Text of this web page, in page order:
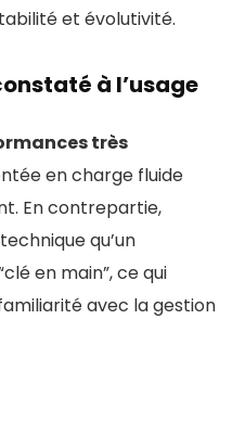
et évolutivité.
à l’usage
très
en charge fluide
En contrepartie,
qu’un
en main”, ce qui
avec la gestion